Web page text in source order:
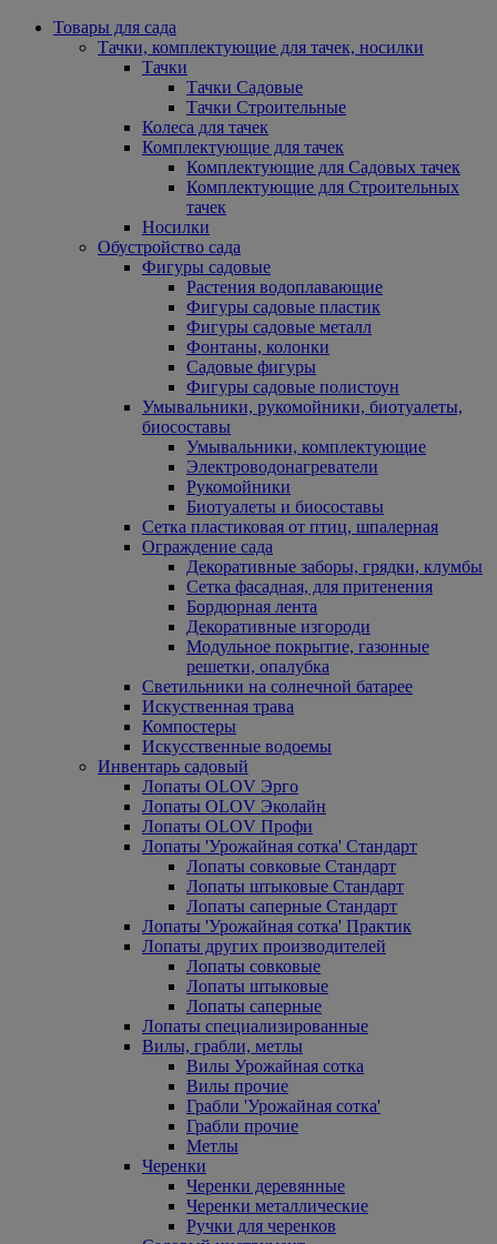
Товары для сада
Тачки, комплектующие для тачек, носилки
Тачки
Тачки Садовые
Тачки Строительные
Колеса для тачек
Комплектующие для тачек
Комплектующие для Садовых тачек
Комплектующие для Строительных
тачек
Носилки
Обустройство сада
Фигуры садовые
Растения водоплавающие
Фигуры садовые пластик
Фигуры садовые металл
Фонтаны, колонки
Садовые фигуры
Фигуры садовые полистоун
Умывальники, рукомойники, биотуалеты,
биосоставы
Умывальники, комплектующие
Электроводонагреватели
Рукомойники
Биотуалеты и биосоставы
Сетка пластиковая от птиц, шпалерная
Ограждение сада
Декоративные заборы, грядки, клумбы
Сетка фасадная, для притенения
Бордюрная лента
Декоративные изгороди
Модульное покрытие, газонные
решетки, опалубка
Светильники на солнечной батарее
Искуственная трава
Компостеры
Искусственные водоемы
Инвентарь садовый
Лопаты OLOV Эрго
Лопаты OLOV Эколайн
Лопаты OLOV Профи
Лопаты 'Урожайная сотка' Стандарт
Лопаты совковые Стандарт
Лопаты штыковые Стандарт
Лопаты саперные Стандарт
Лопаты 'Урожайная сотка' Практик
Лопаты других производителей
Лопаты совковые
Лопаты штыковые
Лопаты саперные
Лопаты специализированные
Вилы, грабли, метлы
Вилы Урожайная сотка
Вилы прочие
Грабли 'Урожайная сотка'
Грабли прочие
Метлы
Черенки
Черенки деревянные
Черенки металлические
Ручки для черенков